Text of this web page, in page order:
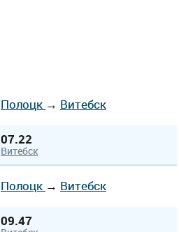
Полоцк → Витебск
07.22
Витебск
Полоцк → Витебск
09.47